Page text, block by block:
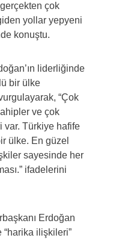
çok
yollar yepyeni
konuştu.
liderliğinde
bir ülke
“Çok
ve çok
var. Türkiye hafife
ülke. En güzel
sayesinde her
ifadelerini
Erdoğan
“harika ilişkileri”